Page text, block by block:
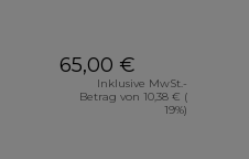
65,00 €
Inklusive MwSt.-
Betrag von 10,38 € (
19%)